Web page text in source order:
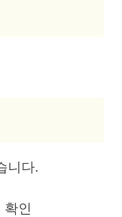
니다.
인